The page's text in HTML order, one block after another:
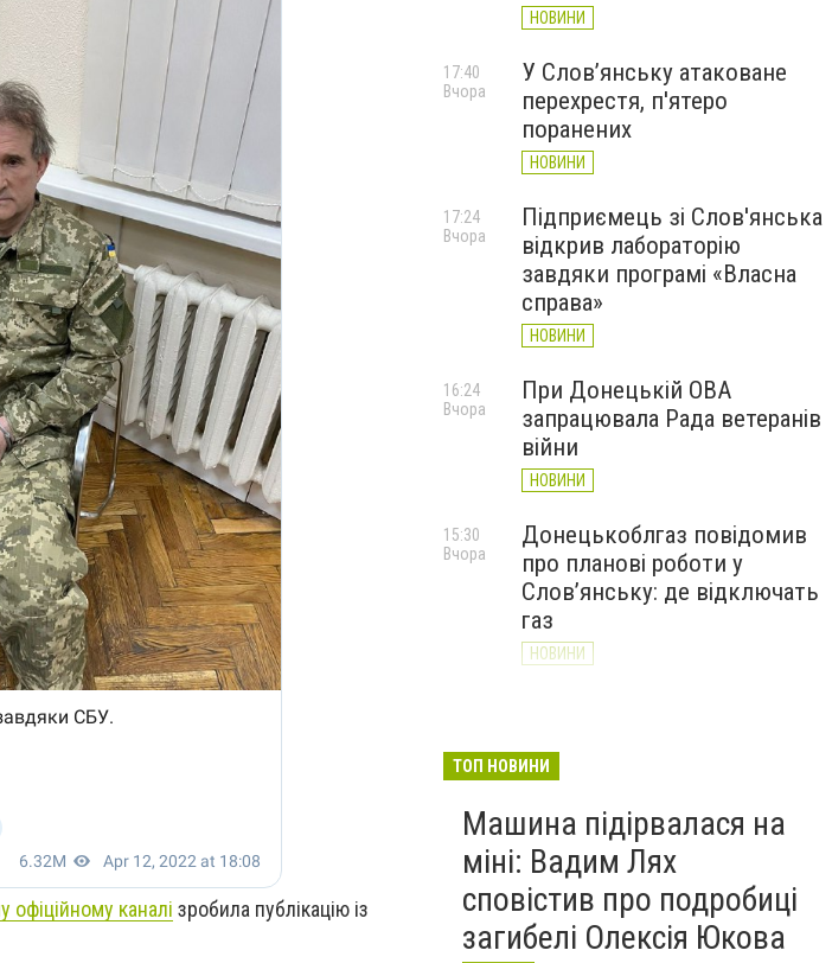
офіційному каналі зробила публікацію із
НОВИНИ
У Слов’янську атаковане
перехрестя, п'ятеро
поранених
НОВИНИ
17:40
Вчора
Підприємець зі Слов'янська
відкрив лабораторію
завдяки програмі «Власна
справа»
НОВИНИ
17:24
Вчора
При Донецькій ОВА
запрацювала Рада ветеранів
війни
НОВИНИ
16:24
Вчора
Донецькоблгаз повідомив
про планові роботи у
Слов’янську: де відключать
газ
НОВИНИ
15:30
Вчора
долучилися до відбудови
НОВИНИ
ТОП НОВИНИ
Машина підірвалася на
міні: Вадим Лях
сповістив про подробиці
загибелі Олексія Юкова